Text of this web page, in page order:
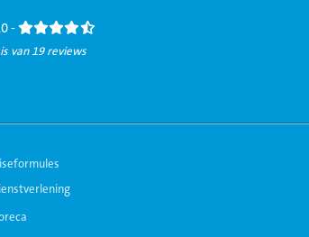
-
van 19 reviews